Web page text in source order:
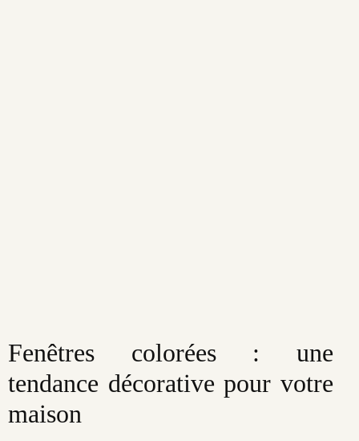
Fenêtres colorées : une
tendance décorative pour votre
maison